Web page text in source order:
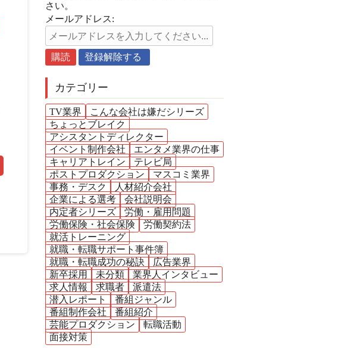
さい。
メールアドレス:
カテゴリー
TV業界
こんな会社は嫌だシリーズ
ちょっとブレイク
アシスタントディレクター
イベント制作会社
エンタメ業界の仕事
キャリアトレイン
テレビ局
ポストプロダクション
マスコミ業界
事務・デスク
人材紹介会社
企業による選考
会社説明会
内定者シリーズ
労働・雇用問題
労働保険・社会保険
労働契約法
就活トレーニング
就職・転職サポート事件簿
就職・転職成功の秘訣
広告業界
新卒採用
未分類
業界人インタビュー
求人情報
求職者
派遣法
潜入レポート
番組ジャンル
番組制作会社
番組紹介
芸能プロダクション
転職活動
面接対策